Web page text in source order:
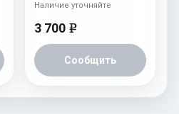
3 700 e
Сообщить
Наличие уточняйте